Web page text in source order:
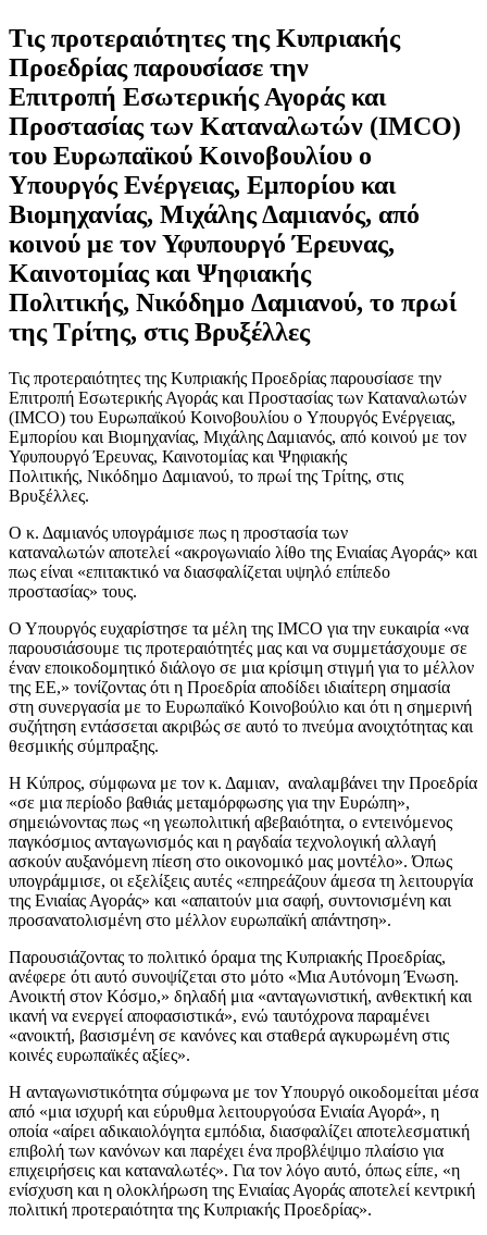
Τις προτεραιότητες της Κυπριακής
Προεδρίας παρουσίασε την
Επιτροπή Εσωτερικής Αγοράς και
Προστασίας των Καταναλωτών (IMCO)
του Ευρωπαϊκού Κοινοβουλίου o
Υπουργός Ενέργειας, Εμπορίου και
Βιομηχανίας, Μιχάλης Δαμιανός, από
κοινού με τον Υφυπουργό Έρευνας,
Καινοτομίας και Ψηφιακής
Πολιτικής, Νικόδημο Δαμιανού, το πρωί
της Τρίτης, στις Βρυξέλλες
Τις προτεραιότητες της Κυπριακής Προεδρίας παρουσίασε την
Επιτροπή Εσωτερικής Αγοράς και Προστασίας των Καταναλωτών
(IMCO) του Ευρωπαϊκού Κοινοβουλίου o Υπουργός Ενέργειας,
Εμπορίου και Βιομηχανίας, Μιχάλης Δαμιανός, από κοινού με τον
Υφυπουργό Έρευνας, Καινοτομίας και Ψηφιακής
Πολιτικής, Νικόδημο Δαμιανού, το πρωί της Τρίτης, στις
Βρυξέλλες.
Ο κ. Δαμιανός υπογράμισε πως η προστασία των
καταναλωτών αποτελεί «ακρογωνιαίο λίθο της Ενιαίας Αγοράς» και
πως είναι «επιτακτικό να διασφαλίζεται υψηλό επίπεδο
προστασίας» τους.
Ο Υπουργός ευχαρίστησε τα μέλη της IMCO για την ευκαιρία «να
παρουσιάσουμε τις προτεραιότητές μας και να συμμετάσχουμε σε
έναν εποικοδομητικό διάλογο σε μια κρίσιμη στιγμή για το μέλλον
της EE,» τονίζοντας ότι η Προεδρία αποδίδει ιδιαίτερη σημασία
στη συνεργασία με το Ευρωπαϊκό Κοινοβούλιο και ότι η σημερινή
συζήτηση εντάσσεται ακριβώς σε αυτό το πνεύμα ανοιχτότητας και
θεσμικής σύμπραξης.
Η Κύπρος, σύμφωνα με τον κ. Δαμιαν, αναλαμβάνει την Προεδρία
«σε μια περίοδο βαθιάς μεταμόρφωσης για την Ευρώπη»,
σημειώνοντας πως «η γεωπολιτική αβεβαιότητα, ο εντεινόμενος
παγκόσμιος ανταγωνισμός και η ραγδαία τεχνολογική αλλαγή
ασκούν αυξανόμενη πίεση στο οικονομικό μας μοντέλο». Όπως
υπογράμμισε, οι εξελίξεις αυτές «επηρεάζουν άμεσα τη λειτουργία
της Ενιαίας Αγοράς» και «απαιτούν μια σαφή, συντονισμένη και
προσανατολισμένη στο μέλλον ευρωπαϊκή απάντηση».
Παρουσιάζοντας το πολιτικό όραμα της Κυπριακής Προεδρίας,
ανέφερε ότι αυτό συνοψίζεται στο μότο «Μια Αυτόνομη Ένωση.
Ανοικτή στον Κόσμο,» δηλαδή μια «ανταγωνιστική, ανθεκτική και
ικανή να ενεργεί αποφασιστικά», ενώ ταυτόχρονα παραμένει
«ανοικτή, βασισμένη σε κανόνες και σταθερά αγκυρωμένη στις
κοινές ευρωπαϊκές αξίες».
Η ανταγωνιστικότητα σύμφωνα με τον Υπουργό οικοδομείται μέσα
από «μια ισχυρή και εύρυθμα λειτουργούσα Ενιαία Αγορά», η
οποία «αίρει αδικαιολόγητα εμπόδια, διασφαλίζει αποτελεσματική
επιβολή των κανόνων και παρέχει ένα προβλέψιμο πλαίσιο για
επιχειρήσεις και καταναλωτές». Για τον λόγο αυτό, όπως είπε, «η
ενίσχυση και η ολοκλήρωση της Ενιαίας Αγοράς αποτελεί κεντρική
πολιτική προτεραιότητα της Κυπριακής Προεδρίας».